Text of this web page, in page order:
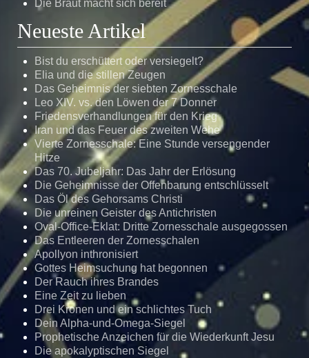
Die Braut macht sich bereit
Neueste Artikel
Bist du erschüttert oder versiegelt?
Elia und die stillen Zeugen
Das Geheimnis der siebten Zornesschale
Leo XIV. vs. den Löwen der 7 Donner
Friedensverhandlungen für den Krieg
Iran und das Feuer des zweiten Wehe
Vierte Zornesschale: Eine Stunde versengender
Hitze
Das 70. Jubeljahr: Das Jahr der Erlösung
Die Geheimnisse der Offenbarung entschlüsselt
Das Öl des Gehorsams Christi
Die unreinen Geister des Antichristen
Oval-Office-Eklat: Dritte Zornesschale ausgegossen
Das Entleeren der Zornesschalen
Apollyon inthronisiert
Gottes Heimsuchung hat begonnen
Der Rauch ihres Brandes
Eine Zeit zu lieben
Drei Kronen und ein schlichtes Tuch
Dein Alpha-und-Omega-Siegel
Prophetische Anzeichen für die Wiederkunft Jesu
Die apokalyptischen Siegel